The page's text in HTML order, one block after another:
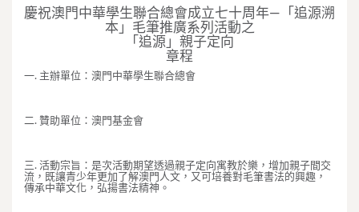
慶祝澳門中華學生聯合總會成立七十周年—「追源溯
本」毛筆推廣系列活動之
「追源」親子定向
章程
一. 主辦單位：澳門中華學生聯合總會
二. 贊助單位：澳門基金會
三. 活動宗旨：是次活動期望透過親子定向寓教於樂，增加親子間交
流，既讓青少年更加了解澳門人文，又可培養對毛筆書法的興趣，
傳承中華文化，弘揚書法精神。